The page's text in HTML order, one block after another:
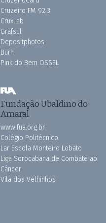
Cruzeiro FM 92.3
CruxLab
Grafsul
Depositphotos
Burh
Pink do Bem OSSEL
Fundação Ubaldino do
Amaral
www.fua.org.br
Colégio Politécnico
Lar Escola Monteiro Lobato
Liga Sorocabana de Combate ao
Câncer
Vila dos Velhinhos